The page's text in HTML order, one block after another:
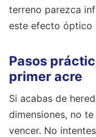
terreno parezca
este efecto óptico
Pasos
primer acre
Si acabas de
dimensiones, no
vencer. No